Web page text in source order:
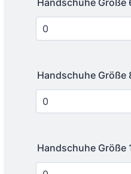
Handschuhe Größe
Handschuhe Größe
Handschuhe Größe